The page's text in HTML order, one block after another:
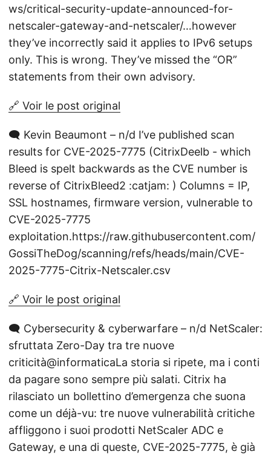
ws/critical-security-update-announced-for-
netscaler-gateway-and-netscaler/…however
they’ve incorrectly said it applies to IPv6 setups
only. This is wrong. They’ve missed the “OR”
statements from their own advisory.
🔗 Voir le post original
🗨️ Kevin Beaumont – n/d I’ve published scan
results for CVE-2025-7775 (CitrixDeelb - which
Bleed is spelt backwards as the CVE number is
reverse of CitrixBleed2 :catjam: ) Columns = IP,
SSL hostnames, firmware version, vulnerable to
CVE-2025-7775
exploitation.https://raw.githubusercontent.com/
GossiTheDog/scanning/refs/heads/main/CVE-
2025-7775-Citrix-Netscaler.csv
🔗 Voir le post original
🗨️ Cybersecurity & cyberwarfare – n/d NetScaler:
sfruttata Zero-Day tra tre nuove
criticità@informaticaLa storia si ripete, ma i conti
da pagare sono sempre più salati. Citrix ha
rilasciato un bollettino d’emergenza che suona
come un déjà-vu: tre nuove vulnerabilità critiche
affliggono i suoi prodotti NetScaler ADC e
Gateway, e una di queste, CVE-2025-7775, è già